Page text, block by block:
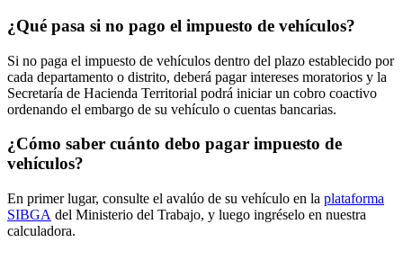
¿Qué pasa si no pago el impuesto de vehículos?
Si no paga el impuesto de vehículos dentro del plazo establecido por
cada departamento o distrito, deberá pagar intereses moratorios y la
Secretaría de Hacienda Territorial podrá iniciar un cobro coactivo
ordenando el embargo de su vehículo o cuentas bancarias.
¿Cómo saber cuánto debo pagar impuesto de
vehículos?
En primer lugar, consulte el avalúo de su vehículo en la plataforma
SIBGA del Ministerio del Trabajo, y luego ingréselo en nuestra
calculadora.